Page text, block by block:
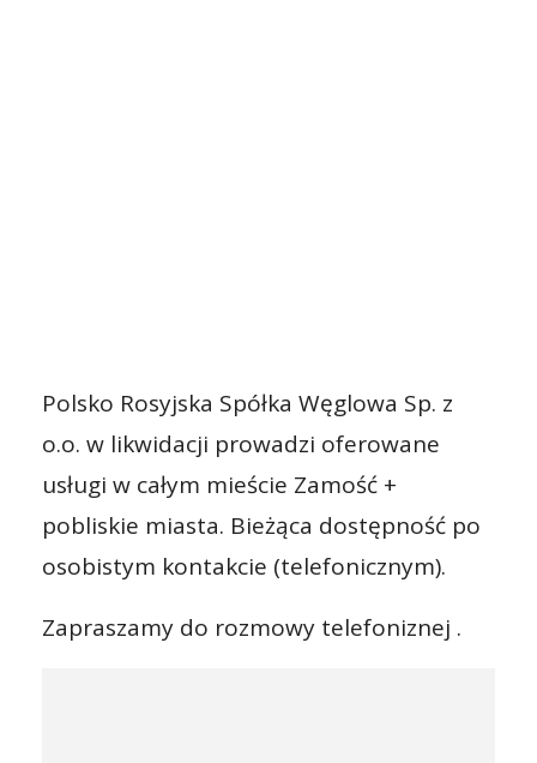
Polsko Rosyjska Spółka Węglowa Sp. z
o.o. w likwidacji prowadzi oferowane
usługi w całym mieście Zamość +
pobliskie miasta. Bieżąca dostępność po
osobistym kontakcie (telefonicznym).
Zapraszamy do rozmowy telefoniznej .